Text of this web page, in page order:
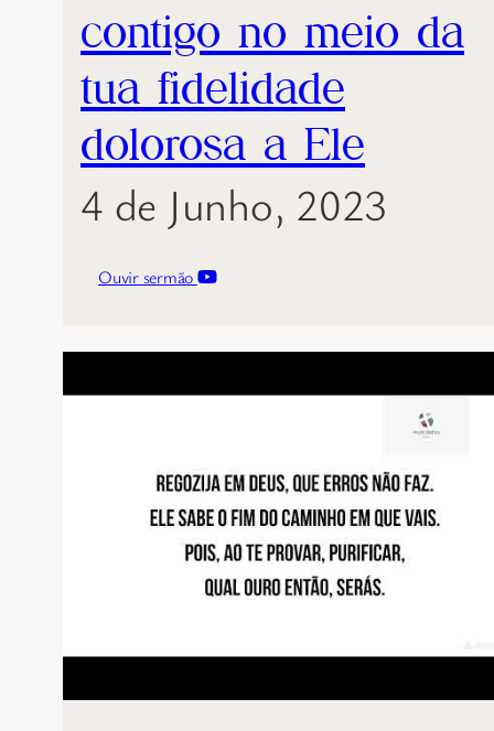
contigo no meio da
tua fidelidade
dolorosa a Ele
4 de Junho, 2023
Ouvir sermão